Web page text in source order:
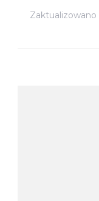
Zaktualizowano